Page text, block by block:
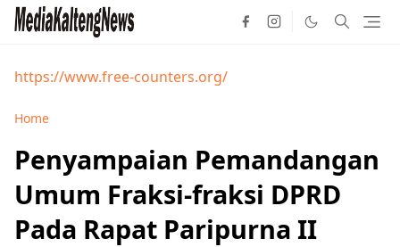
https://www.free-counters.org/
Home
Penyampaian Pemandangan
Umum Fraksi-fraksi DPRD
Pada Rapat Paripurna II